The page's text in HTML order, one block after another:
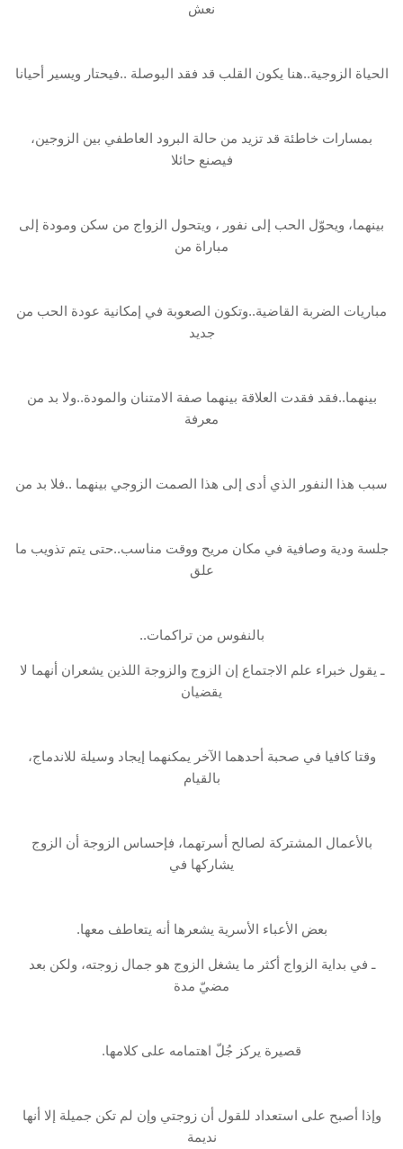
نعش
الحياة الزوجية..هنا يكون القلب قد فقد البوصلة ..فيحتار ويسير أحيانا
بمسارات خاطئة قد تزيد من حالة البرود العاطفي بين الزوجين،
فيصنع حائلا
بينهما، ويحوّل الحب إلى نفور ، ويتحول الزواج من سكن ومودة إلى
مباراة من
مباريات الضربة القاضية..وتكون الصعوبة في إمكانية عودة الحب من
جديد
بينهما..فقد فقدت العلاقة بينهما صفة الامتنان والمودة..ولا بد من
معرفة
سبب هذا النفور الذي أدى إلى هذا الصمت الزوجي بينهما ..فلا بد من
جلسة ودية وصافية في مكان مريح ووقت مناسب..حتى يتم تذويب ما
علق
بالنفوس من تراكمات..
ـ يقول خبراء علم الاجتماع إن الزوج والزوجة اللذين يشعران أنهما لا
يقضيان
وقتا كافيا في صحبة أحدهما الآخر يمكنهما إيجاد وسيلة للاندماج،
بالقيام
بالأعمال المشتركة لصالح أسرتهما، فإحساس الزوجة أن الزوج
يشاركها في
بعض الأعباء الأسرية يشعرها أنه يتعاطف معها.
ـ في بداية الزواج أكثر ما يشغل الزوج هو جمال زوجته، ولكن بعد
مضيّ مدة
قصيرة يركز جُلّ اهتمامه على كلامها.
وإذا أصبح على استعداد للقول أن زوجتي وإن لم تكن جميلة إلا أنها
نديمة